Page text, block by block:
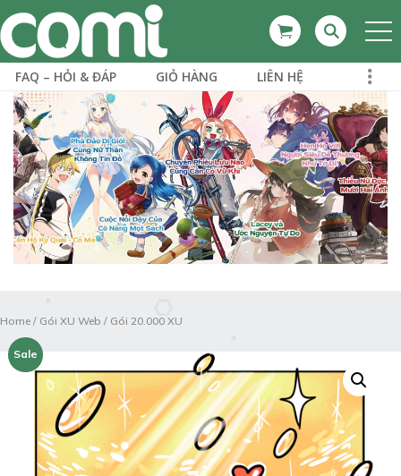
FAQ – HỎI & ĐÁP GIỎ HÀNG LIÊN HỆ
Home / Gói XU Web / Gói 20.000 XU
Sale